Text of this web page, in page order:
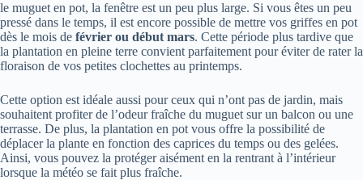
le muguet en pot, la fenêtre est un peu plus large. Si vous êtes un peu
pressé dans le temps, il est encore possible de mettre vos griffes en pot
dès le mois de février ou début mars. Cette période plus tardive que
la plantation en pleine terre convient parfaitement pour éviter de rater la
floraison de vos petites clochettes au printemps.
Cette option est idéale aussi pour ceux qui n’ont pas de jardin, mais
souhaitent profiter de l’odeur fraîche du muguet sur un balcon ou une
terrasse. De plus, la plantation en pot vous offre la possibilité de
déplacer la plante en fonction des caprices du temps ou des gelées.
Ainsi, vous pouvez la protéger aisément en la rentrant à l’intérieur
lorsque la météo se fait plus fraîche.